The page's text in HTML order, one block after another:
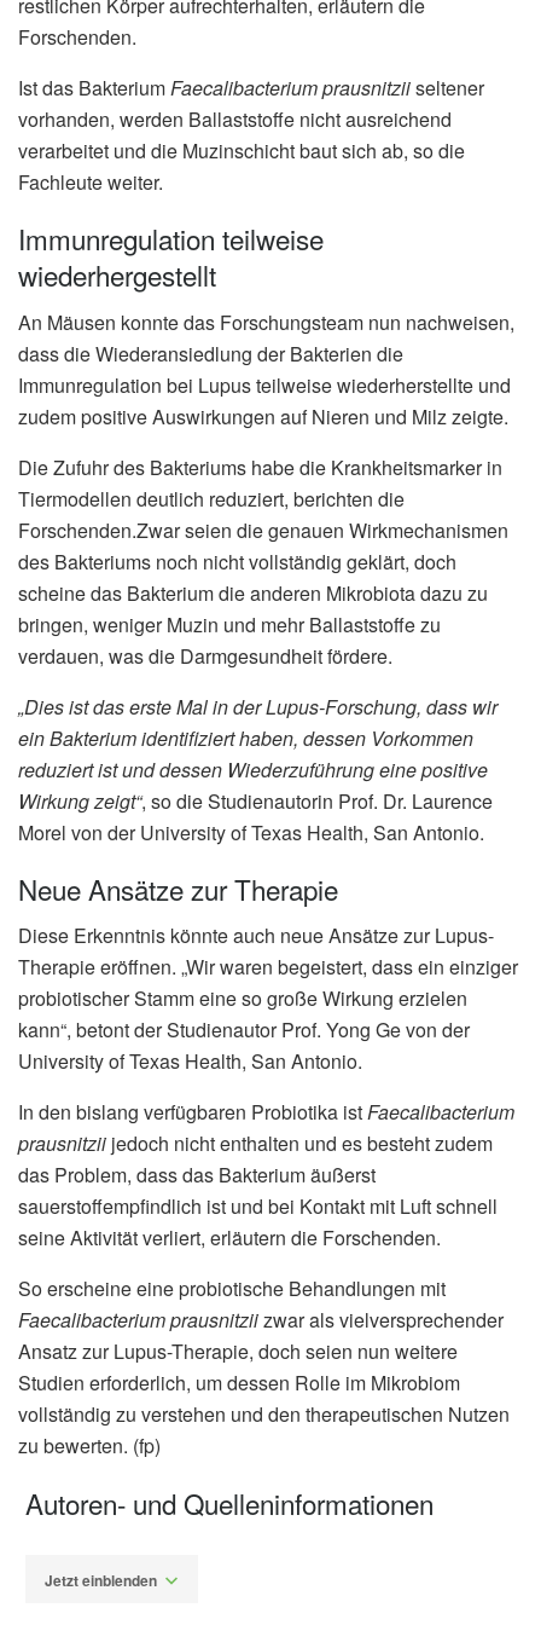
Forschenden.
Ist das BakteriumFaecalibacterium prausnitziiseltener
vorhanden, werden Ballaststoffe nicht ausreichend
verarbeitet und die Muzinschicht baut sich ab, so die
Fachleute weiter.
Immunregulation teilweise
wiederhergestellt
An Mäusen konnte das Forschungsteam nun nachweisen,
dass die Wiederansiedlung der Bakterien die
Immunregulation bei Lupus teilweise wiederherstellte und
zudem positive Auswirkungen auf Nieren und Milz zeigte.
Die Zufuhr des Bakteriums habe die Krankheitsmarker in
Tiermodellen deutlich reduziert, berichten die
Forschenden.Zwar seien die genauen Wirkmechanismen
des Bakteriums noch nicht vollständig geklärt, doch
scheine das Bakterium die anderen Mikrobiota dazu zu
bringen, weniger Muzin und mehr Ballaststoffe zu
verdauen, was die Darmgesundheit fördere.
„Dies ist das erste Mal in der Lupus-Forschung, dass wir
ein Bakterium identifiziert haben, dessen Vorkommen
reduziert ist und dessen Wiederzuführung eine positive
Wirkung zeigt“, so die Studienautorin Prof. Dr. Laurence
Morel von der University of Texas Health, San Antonio.
Neue Ansätze zur Therapie
Diese Erkenntnis könnte auch neue Ansätze zur Lupus-
Therapie eröffnen. „Wir waren begeistert, dass ein einziger
probiotischer Stamm eine so große Wirkung erzielen
kann“, betont der Studienautor Prof. Yong Ge von der
University of Texas Health, San Antonio.
In den bislang verfügbaren Probiotika istFaecalibacterium
prausnitzii jedoch nicht enthalten und es besteht zudem
das Problem, dass das Bakterium äußerst
sauerstoffempfindlich ist und bei Kontakt mit Luft schnell
seine Aktivität verliert, erläutern die Forschenden.
So erscheine eine probiotische Behandlungen mit
Faecalibacterium prausnitziizwar als vielversprechender
Ansatz zur Lupus-Therapie, doch seien nun weitere
Studien erforderlich, um dessen Rolle im Mikrobiom
vollständig zu verstehen und den therapeutischen Nutzen
zu bewerten. (fp)
Autoren- und Quelleninformationen
Jetzt einblenden